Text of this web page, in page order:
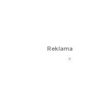
Reklama